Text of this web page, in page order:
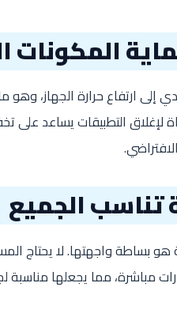
المكونات
إلى ارتفاع حرارة الجهاز، وهو
لإغلاق التطبيقات يساعد
الجميع
بساطة واجهتها. لا يحتاج
مباشرة، مما يجعلها مناسبة